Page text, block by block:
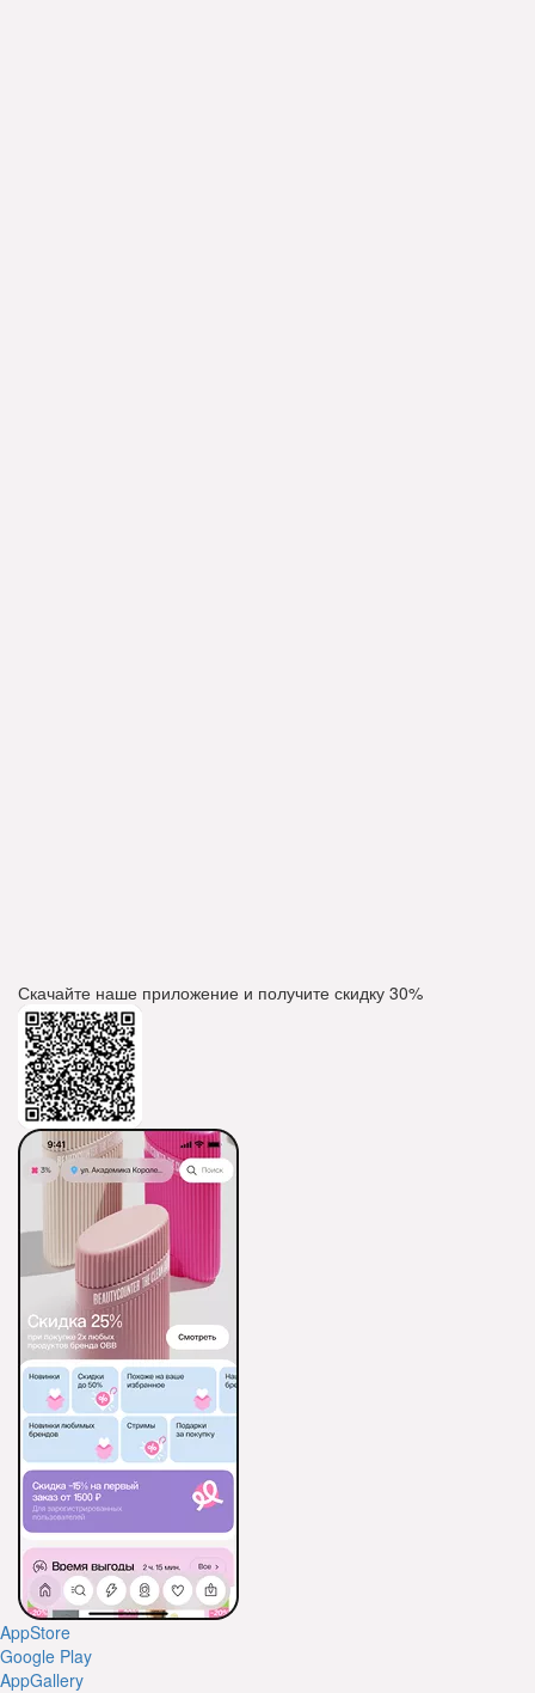
Скачайте наше приложение и получите скидку 30%
AppStore
Google Play
AppGallery